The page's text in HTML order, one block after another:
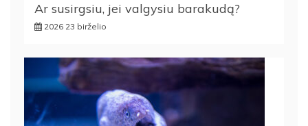
Ar susirgsiu, jei valgysiu barakudą?
2026 23 birželio